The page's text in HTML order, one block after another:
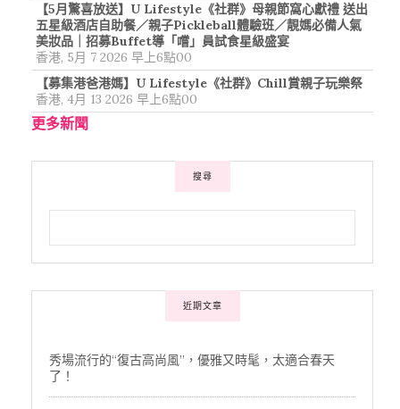
【5月驚喜放送】U Lifestyle《社群》母親節窩心獻禮 送出
五星級酒店自助餐／親子Pickleball體驗班／靚媽必備人氣
美妝品｜招募Buffet導「嚐」員試食星級盛宴
香港, 5月 7 2026 早上6點00
【募集港爸港媽】U Lifestyle《社群》Chill賞親子玩樂祭
香港, 4月 13 2026 早上6點00
更多新聞
搜尋
近期文章
秀場流行的“復古高尚風”，優雅又時髦，太適合春天
了！